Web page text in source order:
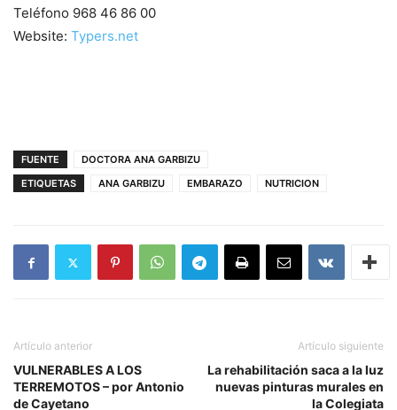
Teléfono 968 46 86 00
Website: Typers.net
FUENTE
DOCTORA ANA GARBIZU
ETIQUETAS
ANA GARBIZU EMBARAZO NUTRICION
Artículo anterior
VULNERABLES A LOS
TERREMOTOS – por Antonio
de Cayetano
Artículo siguiente
La rehabilitación saca a la luz
nuevas pinturas murales en
la Colegiata